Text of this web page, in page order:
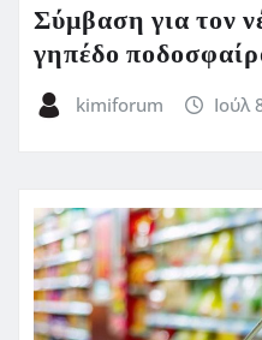
Σύμβαση για τον
γηπέδο
kimiforum Ιούλ